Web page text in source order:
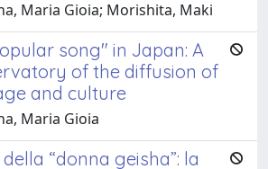
Maria Gioia; Morishita, Maki
song" in Japan: A
of the diffusion of
and culture
Maria Gioia
“donna geisha”: la